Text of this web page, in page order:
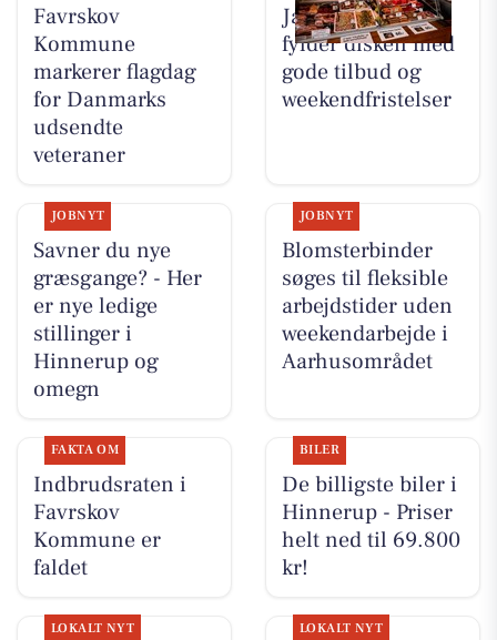
Favrskov
Kommune
markerer flagdag
for Danmarks
udsendte
veteraner
Jaataak Slagteren
fylder disken med
gode tilbud og
weekendfristelser
JOBNYT
Savner du nye
græsgange? - Her
er nye ledige
stillinger i
Hinnerup og
omegn
JOBNYT
Blomsterbinder
søges til fleksible
arbejdstider uden
weekendarbejde i
Aarhusområdet
FAKTA OM
Indbrudsraten i
Favrskov
Kommune er
faldet
BILER
De billigste biler i
Hinnerup - Priser
helt ned til 69.800
kr!
LOKALT NYT LOKALT NYT